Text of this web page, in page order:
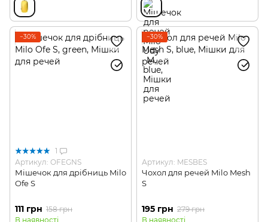
−30%
1
Артикул: OFEGNS
Мішечок для дрібниць Milo
Ofe S
111 грн 158 грн
В наявності
−30%
Артикул: MESBES
Чохол для речей Milo Mesh
S
195 грн 279 грн
В наявності